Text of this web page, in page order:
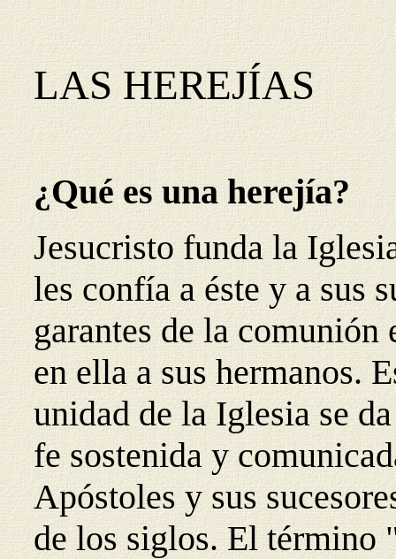
LAS HEREJÍAS
¿Qué es una herejía?
Jesucristo funda la
les confía a éste y a sus
garantes de la
en ella a sus hermanos.
unidad de la Iglesia se
fe sostenida y
Apóstoles y sus
de los siglos. El término